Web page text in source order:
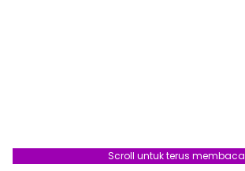
Scroll untuk terus membaca